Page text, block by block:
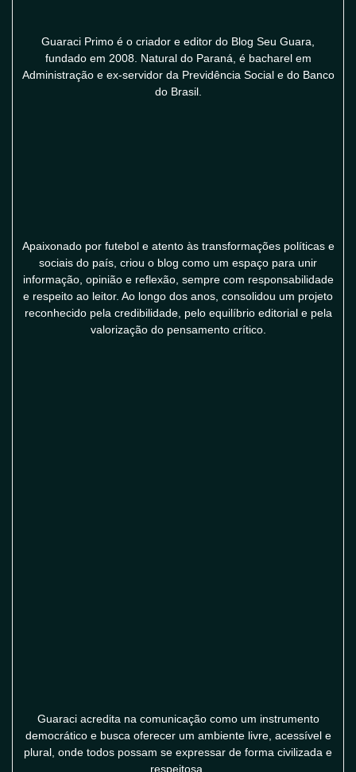
Guaraci Primo é o criador e editor do Blog Seu Guara,
fundado em 2008. Natural do Paraná, é bacharel em
Administração e ex-servidor da Previdência Social e do Banco
do Brasil.
Apaixonado por futebol e atento às transformações políticas e
sociais do país, criou o blog como um espaço para unir
informação, opinião e reflexão, sempre com responsabilidade
e respeito ao leitor. Ao longo dos anos, consolidou um projeto
reconhecido pela credibilidade, pelo equilíbrio editorial e pela
valorização do pensamento crítico.
Guaraci acredita na comunicação como um instrumento
democrático e busca oferecer um ambiente livre, acessível e
plural, onde todos possam se expressar de forma civilizada e
respeitosa,